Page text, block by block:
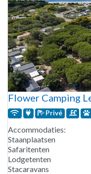
Flower Camping
Privé
Accommodaties:
Staanplaatsen
Safaritenten
Lodgetenten
Stacaravans